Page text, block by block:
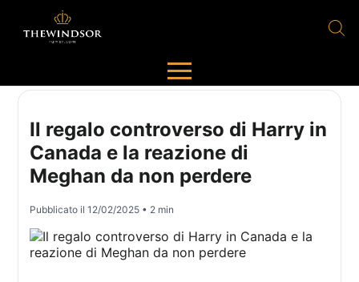
Il regalo controverso di Harry in
Canada e la reazione di
Meghan da non perdere
Pubblicato il12/02/2025 • 2 min